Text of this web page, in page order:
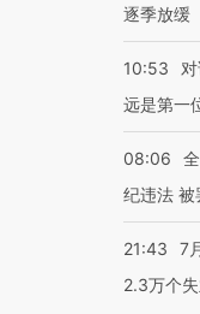
逐季放缓
10:53
远是第一
08:06
纪违法 被
21:43
7
2.3万个